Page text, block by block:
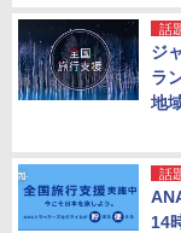
話
ジ
ラ
地
話
14